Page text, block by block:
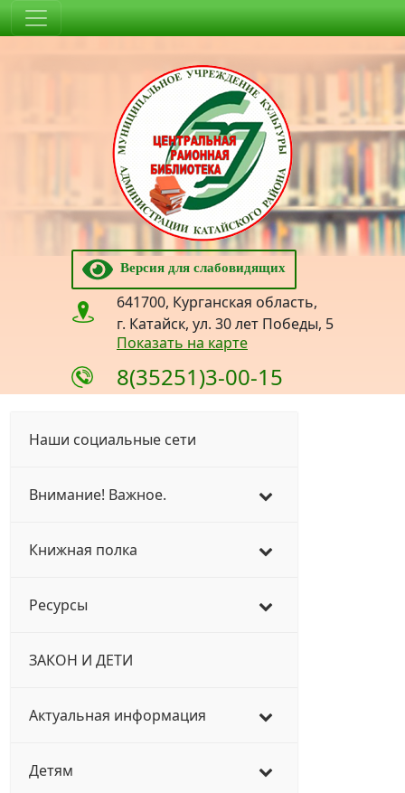
Версия для слабовидящих
641700, Курганская область,
г. Катайск, ул. 30 лет Победы, 5
Показать на карте
8(35251)3-00-15
Наши социальные сети
Внимание! Важное.
Книжная полка
Ресурсы
ЗАКОН И ДЕТИ
Актуальная информация
Детям